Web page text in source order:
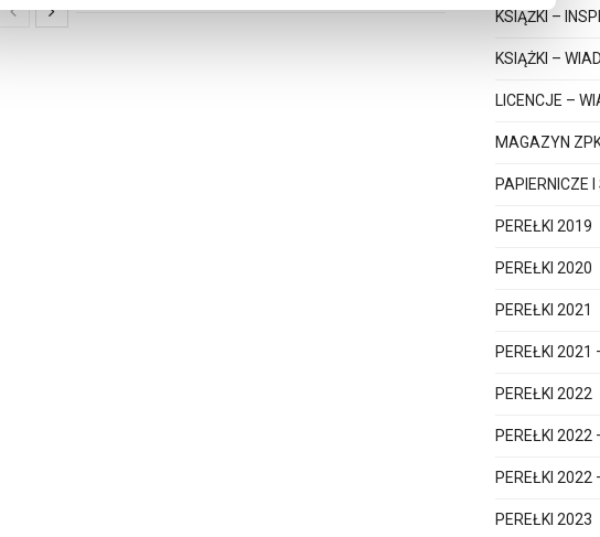
KSIĄŻKI –
KSIĄŻKI –
LICENCJE –
MAGAZYN
PAPIERNICZE
PEREŁKI 2019
PEREŁKI 2020
PEREŁKI 2021
PEREŁKI 2021
PEREŁKI 2022
PEREŁKI 2022
PEREŁKI 2022
PEREŁKI 2023